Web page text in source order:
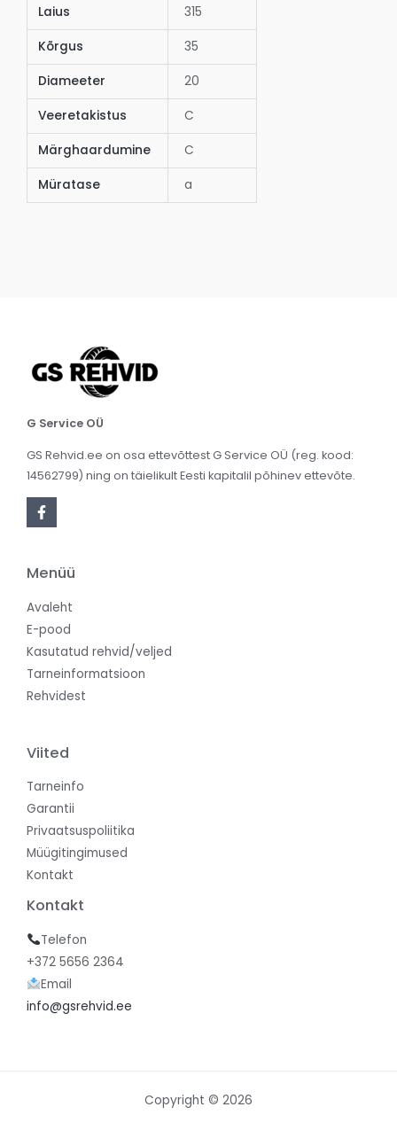
Laius 315
Kõrgus 35
Diameeter 20
Veeretakistus C
Märghaardumine C
Müratase a
G Service OÜ
GS Rehvid.ee on osa ettevõttest G Service OÜ (reg. kood:
14562799) ning on täielikult Eesti kapitalil põhinev ettevõte.
Menüü
Avaleht
E-pood
Kasutatud rehvid/veljed
Tarneinformatsioon
Rehvidest
Viited
Tarneinfo
Garantii
Privaatsuspoliitika
Müügitingimused
Kontakt
Kontakt
Telefon
+372 5656 2364
Email
info@gsrehvid.ee
Copyright © 2026